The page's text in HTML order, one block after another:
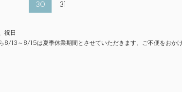
30 31
祝日
8/13～8/15は夏季休業期間とさせていただきます。ご不便をおか